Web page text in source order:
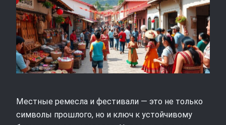
Местные ремесла и фестивали — это не только
символы прошлого, но и ключ к устойчивому